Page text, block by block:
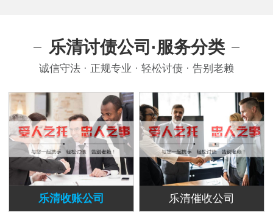
乐清讨债公司·服务分类
诚信守法 · 正规专业 · 轻松讨债 · 告别老赖
乐清收账公司 乐清催收公司